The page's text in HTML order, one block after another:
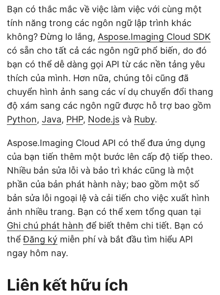
Bạn có thắc mắc về việc làm việc với cùng một
tính năng trong các ngôn ngữ lập trình khác
không? Đừng lo lắng, Aspose.Imaging Cloud SDK
có sẵn cho tất cả các ngôn ngữ phổ biến, do đó
bạn có thể dễ dàng gọi API từ các nền tảng yêu
thích của mình. Hơn nữa, chúng tôi cũng đã
chuyển hình ảnh sang các ví dụ chuyển đổi thang
độ xám sang các ngôn ngữ được hỗ trợ bao gồm
Python, Java, PHP, Node.js và Ruby.
Aspose.Imaging Cloud API có thể đưa ứng dụng
của bạn tiến thêm một bước lên cấp độ tiếp theo.
Nhiều bản sửa lỗi và bảo trì khác cũng là một
phần của bản phát hành này; bao gồm một số
bản sửa lỗi ngoại lệ và cải tiến cho việc xuất hình
ảnh nhiều trang. Bạn có thể xem tổng quan tại
Ghi chú phát hành để biết thêm chi tiết. Bạn có
thểĐăng ký miễn phí và bắt đầu tìm hiểu API
ngay hôm nay.
Liên kết hữu ích